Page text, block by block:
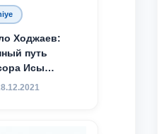
Ходжаев:
путь
Исы
— яркий